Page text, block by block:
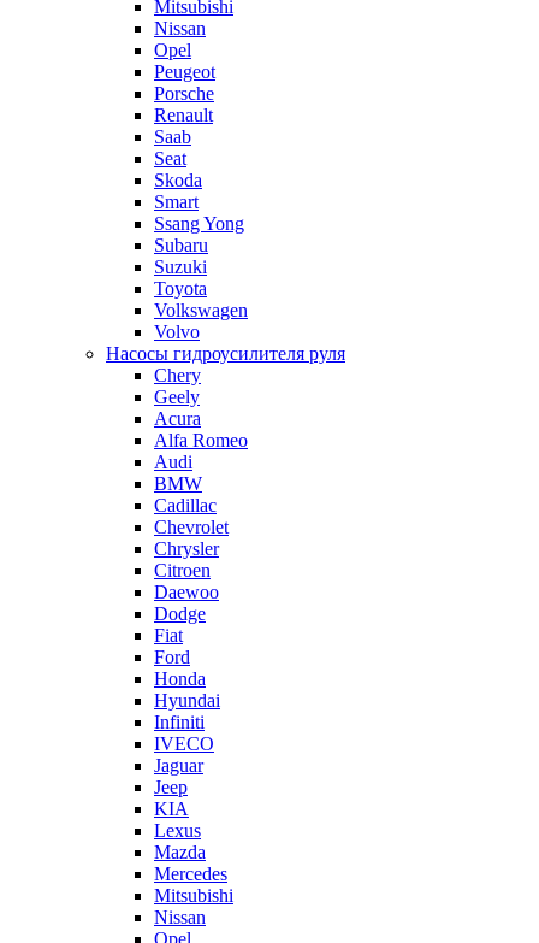
Mitsubishi
Nissan
Opel
Peugeot
Porsche
Renault
Saab
Seat
Skoda
Smart
Ssang Yong
Subaru
Suzuki
Toyota
Volkswagen
Volvo
Насосы гидроусилителя руля
Chery
Geely
Acura
Alfa Romeo
Audi
BMW
Cadillac
Chevrolet
Chrysler
Citroen
Daewoo
Dodge
Fiat
Ford
Honda
Hyundai
Infiniti
IVECO
Jaguar
Jeep
KIA
Lexus
Mazda
Mercedes
Mitsubishi
Nissan
Opel